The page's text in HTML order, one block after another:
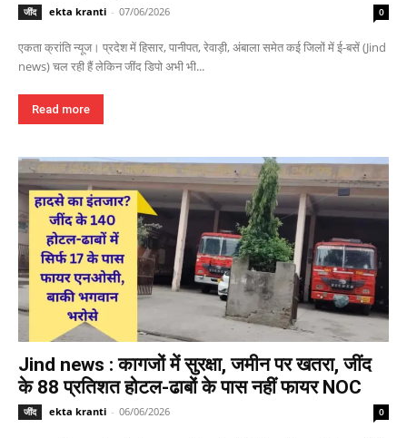
जींद ekta kranti - 07/06/2026 0
एकता क्रांति न्यूज। प्रदेश में हिसार, पानीपत, रेवाड़ी, अंबाला समेत कई जिलों में ई-बसें (Jind
news) चल रही हैं लेकिन जींद डिपो अभी भी...
Read more
Jind news : कागजों में सुरक्षा, जमीन पर खतरा, जींद
के 88 प्रतिशत होटल-ढाबों के पास नहीं फायर NOC
जींद ekta kranti - 06/06/2026 0